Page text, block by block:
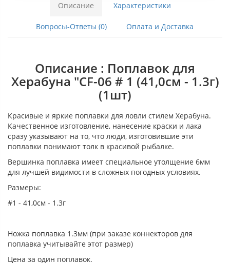
Описание Характеристики
Вопросы-Ответы (0) Оплата и Доставка
Описание : Поплавок для
Херабуна "CF-06 # 1 (41,0см - 1.3г)
(1шт)
Красивые и яркие поплавки для ловли стилем Херабуна.
Качественное изготовление, нанесение краски и лака
сразу указывают на то, что люди, изготовившие эти
поплавки понимают толк в красивой рыбалке.
Вершинка поплавка имеет специальное утолщение 6мм
для лучшей видимости в сложных погодных условиях.
Размеры:
#1 - 41,0см - 1.3г
Ножка поплавка 1.3мм (при заказе коннекторов для
поплавка учитывайте этот размер)
Цена за один поплавок.